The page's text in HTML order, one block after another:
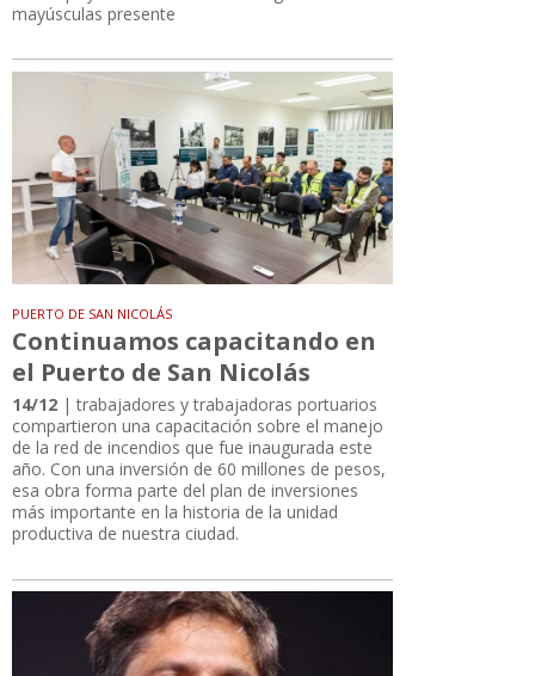
mayúsculas presente
PUERTO DE SAN NICOLÁS
Continuamos capacitando en
el Puerto de San Nicolás
14/12 | trabajadores y trabajadoras portuarios
compartieron una capacitación sobre el manejo
de la red de incendios que fue inaugurada este
año. Con una inversión de 60 millones de pesos,
esa obra forma parte del plan de inversiones
más importante en la historia de la unidad
productiva de nuestra ciudad.